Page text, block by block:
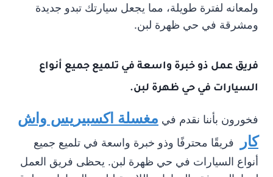
ولمعانه لفترة طويلة، مما يجعل سيارتك تبدو جديدة
ومشرقة في حي ظهرة لبن.
فريق عمل ذو خبرة واسعة في تلميع جميع أنواع
السيارات في حي ظهرة لبن.
فخورون بأننا نقدم في مغسلة اكسبيريس واش
كار
فريقًا محترفًا وذو خبرة واسعة في تلميع جميع
أنواع السيارات في حي ظهرة لبن. يحظى فريق العمل